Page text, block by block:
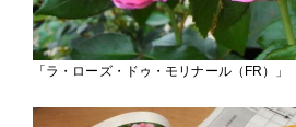
「ラ・ローズ・ドゥ・モリナール（FR）」